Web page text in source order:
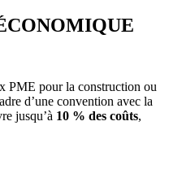
PME pour la construction ou
d’une convention avec la
jusqu’à 10 % des coûts,